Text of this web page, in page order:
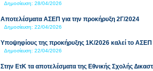
Δημοσίευση: 28/04/2026
Αποτελέσματα ΑΣΕΠ για την προκήρυξη 2Γ/2024
Δημοσίευση: 22/04/2026
Υποψηφίους της προκήρυξης 1Κ/2026 καλεί το ΑΣΕΠ
Δημοσίευση: 22/04/2026
Στην ΕτΚ τα αποτελέσματα της Εθνικής Σχολής